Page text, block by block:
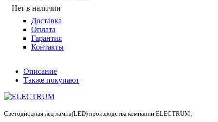
Нет в наличии
Доставка
Оплата
Гарантия
Контакты
Описание
Также покупают
Светодиодная лед лампа(LED) производства компании ELECTRUM;